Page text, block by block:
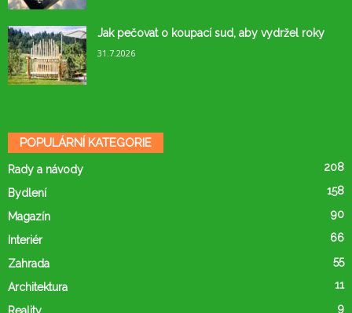
Jak pečovat o koupací sud, aby vydržel roky
31.7.2026
POPULÁRNÍ KATEGORIE
Rady a návody 208
Bydlení 158
Magazín 90
Interiér 66
Zahrada 55
Architektura 11
9